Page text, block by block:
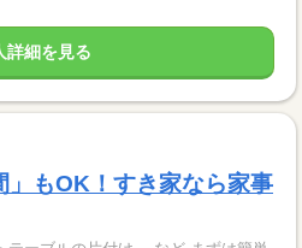
詳細を見る
」もOK！すき家なら家事